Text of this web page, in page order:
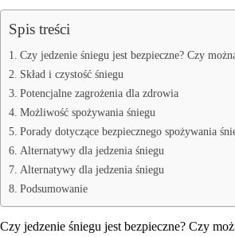
Spis treści
Czy jedzenie śniegu jest bezpieczne? Czy
Skład i czystość śniegu
Potencjalne zagrożenia dla zdrowia
Możliwość spożywania śniegu
Porady dotyczące bezpiecznego spożywania
Alternatywy dla jedzenia śniegu
Alternatywy dla jedzenia śniegu
Podsumowanie
Czy jedzenie śniegu jest bezpieczne? Czy